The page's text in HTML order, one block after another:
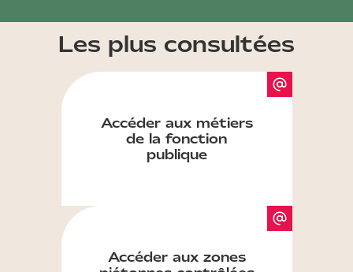
Les plus consultées
Accéder aux métiers
de la fonction
publique
Accéder aux zones